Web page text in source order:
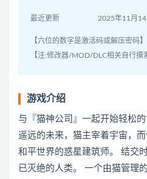
最近更新 2025年11月14
【六位的数字是激活码或解压密码
【注:修改器/MOD/DLC相关自行摸
游戏介绍
与『猫神公司』一起开始轻松
遥远的未来，猫主宰着宇宙，
和平世界的惑星建筑师。 结交
已灭绝的人类。 一个由猫管理